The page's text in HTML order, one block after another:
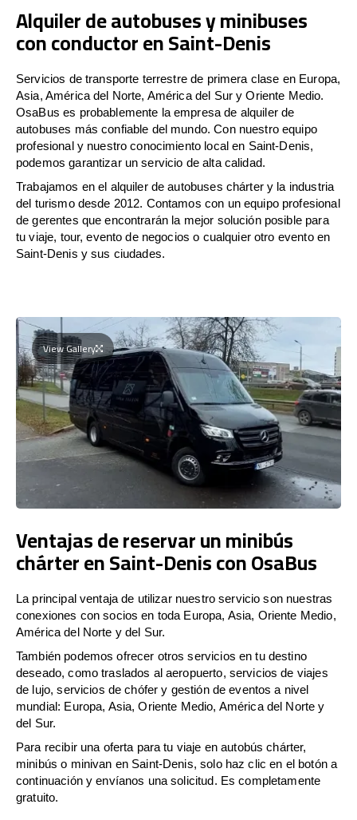
Alquiler de autobuses y minibuses
con conductor en Saint-Denis
Servicios de transporte terrestre de primera clase en Europa,
Asia, América del Norte, América del Sur y Oriente Medio.
OsaBus es probablemente la empresa de alquiler de
autobuses más confiable del mundo. Con nuestro equipo
profesional y nuestro conocimiento local en Saint-Denis,
podemos garantizar un servicio de alta calidad.
Trabajamos en el alquiler de autobuses chárter y la industria
del turismo desde 2012. Contamos con un equipo profesional
de gerentes que encontrarán la mejor solución posible para
tu viaje, tour, evento de negocios o cualquier otro evento en
Saint-Denis y sus ciudades.
View Gallery
Ventajas de reservar un minibús
chárter en Saint-Denis con OsaBus
La principal ventaja de utilizar nuestro servicio son nuestras
conexiones con socios en toda Europa, Asia, Oriente Medio,
América del Norte y del Sur.
También podemos ofrecer otros servicios en tu destino
deseado, como traslados al aeropuerto, servicios de viajes
de lujo, servicios de chófer y gestión de eventos a nivel
mundial: Europa, Asia, Oriente Medio, América del Norte y
del Sur.
Para recibir una oferta para tu viaje en autobús chárter,
minibús o minivan en Saint-Denis, solo haz clic en el botón a
continuación y envíanos una solicitud. Es completamente
gratuito.